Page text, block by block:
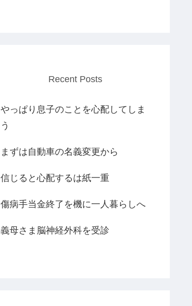
Recent Posts
やっぱり息子のことを心配してしま
う
まずは自動車の名義変更から
信じると心配するは紙一重
傷病手当金終了を機に一人暮らしへ
義母さま脳神経外科を受診